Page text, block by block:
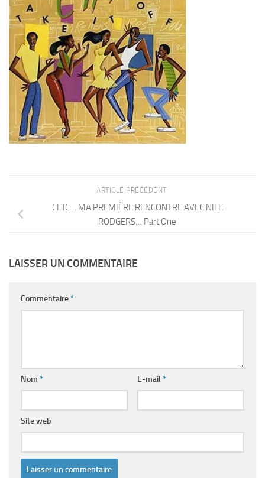
ARTICLE PRÉCÉDENT
CHIC… MA PREMIÈRE RENCONTRE AVEC NILE
RODGERS… Part One
LAISSER UN COMMENTAIRE
Commentaire*
Nom * E-mail *
Site web